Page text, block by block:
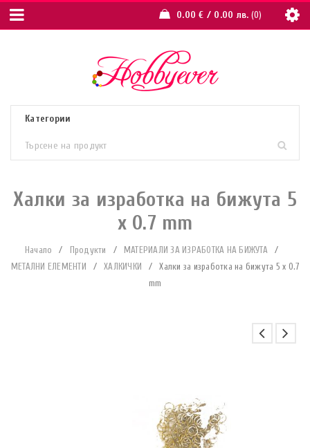
0.00€ / 0.00 лв. 0
Халки за изработка на бижута 5
х 0.7 mm
Начало / Продукти / МАТЕРИАЛИ ЗА ИЗРАБОТКА НА БИЖУТА
/
МЕТАЛНИ ЕЛЕМЕНТИ
/ ХАЛКИЧКИ /
Халки за изработка на бижута 5 х 0.7
mm